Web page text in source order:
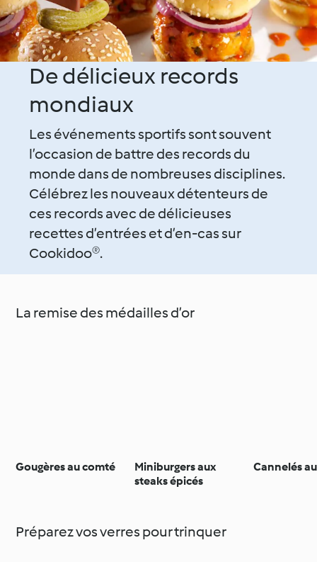
De délicieux records
mondiaux
Les événements sportifs sont souvent
l’occasion de battre des records du
monde dans de nombreuses disciplines.
Célébrez les nouveaux détenteurs de
ces records avec de délicieuses
recettes d’entrées et d’en-cas sur
Cookidoo®.
La remise des médailles d’or
Gougères au comté
Miniburgers aux
steaks épicés
Cannelés
Préparez vos verres pour trinquer